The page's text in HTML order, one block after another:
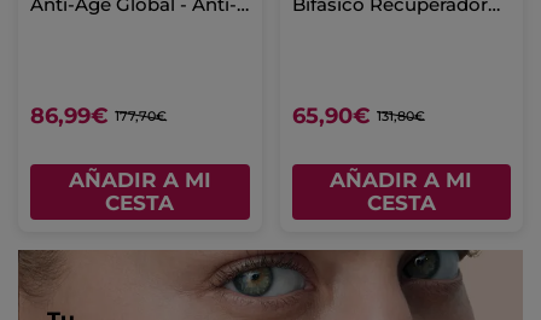
86,99€ 177,70€
AÑADIR A MI
CESTA
65,90€ 131,80€
AÑADIR A MI
CESTA